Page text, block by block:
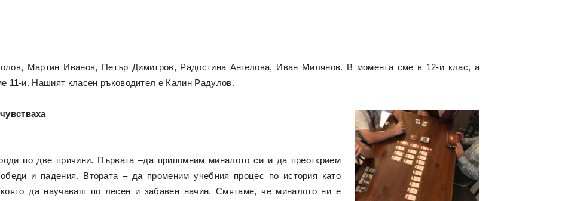
Мартин Иванов, Петър Димитров, Радостина Ангелова, Иван Милянов. В момента сме в 12-и клас, а
11-и. Нашият класен ръководител е Калин Радулов.
по две причини. Първата –да припомним миналото си и да преоткрием
и падения. Втората – да променим учебния процес по история като
да научаваш по лесен и забавен начин. Смятаме, че миналото ни е